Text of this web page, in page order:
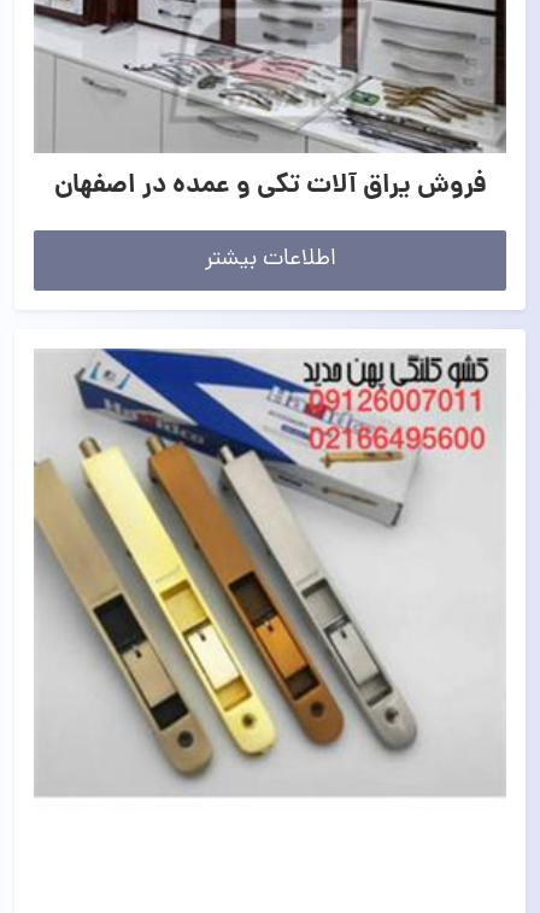
فروش یراق آلات تکی و عمده در اصفهان
اطلاعات بیشتر